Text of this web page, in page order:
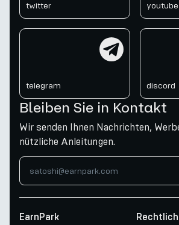
twitter youtube
telegram discord
Bleiben Sie in Kontakt
Wir senden Ihnen Nachrichten,
nützliche Anleitungen.
EarnPark